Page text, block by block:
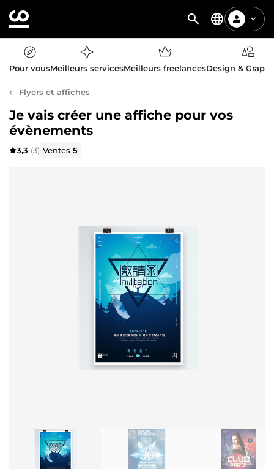
Pour vousMeilleurs servicesMeilleurs freelancesDesign &
Flyers et affiches
Je vais créer une affiche pour vos
évènements
3,3 (3) Ventes5